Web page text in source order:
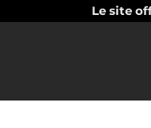
Le site